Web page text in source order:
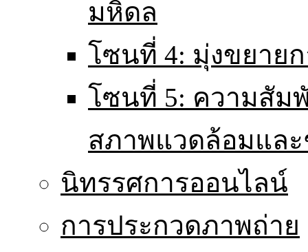
มหิดล
โซนที่ 4: มุ่งขยาย
โซนที่ 5: ความสัม
สภาพแวดล้อมแล
นิทรรศการออนไลน์
การประกวดภาพถ่าย